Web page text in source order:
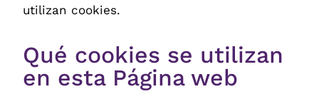
utilizan cookies.
Qué cookies se utilizan
en esta Página web